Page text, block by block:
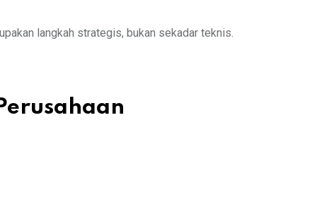
langkah strategis, bukan sekadar teknis.